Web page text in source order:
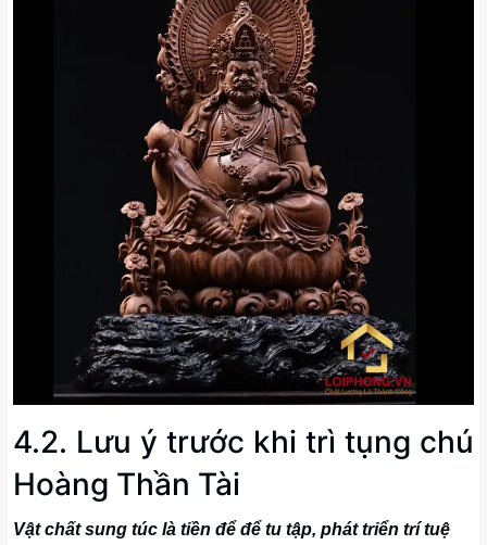
4.2. Lưu ý trước khi trì tụng chú
Hoàng Thần Tài
Vật chất sung túc là tiền để để tu tập, phát triển trí tuệ